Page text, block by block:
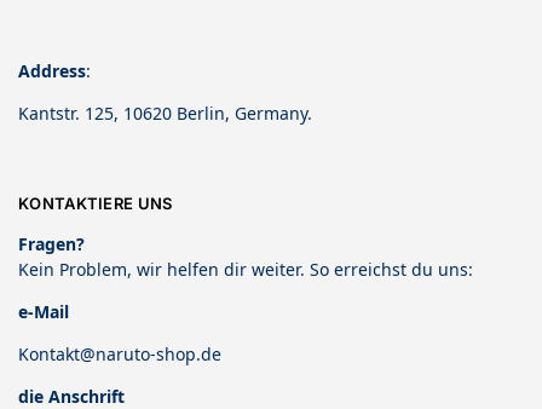
Address:
Kantstr. 125, 10620 Berlin, Germany.
KONTAKTIERE UNS
Fragen?
Kein Problem, wir helfen dir weiter. So erreichst du uns:
e-Mail
Kontakt@naruto-shop.de
die Anschrift